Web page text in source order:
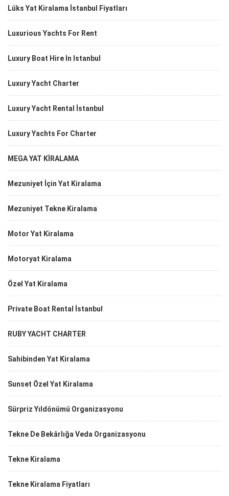
Lüks Yat Kiralama İstanbul Fiyatları
Luxurious Yachts For Rent
Luxury Boat Hire In Istanbul
Luxury Yacht Charter
Luxury Yacht Rental İstanbul
Luxury Yachts For Charter
MEGA YAT KİRALAMA
Mezuniyet İçin Yat Kiralama
Mezuniyet Tekne Kiralama
Motor Yat Kiralama
Motoryat Kiralama
Özel Yat Kiralama
Private Boat Rental İstanbul
RUBY YACHT CHARTER
Sahibinden Yat Kiralama
Sunset Özel Yat Kiralama
Sürpriz Yıldönümü Organizasyonu
Tekne De Bekârlığa Veda Organizasyonu
Tekne Kiralama
Tekne Kiralama Fiyatları